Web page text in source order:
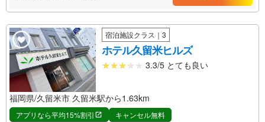
宿泊施設クラス｜3
ホテル久留米ヒルズ
3.3/5 とても良い
福岡県/久留米市 久留米駅から1.63km
アプリなら平均15%割引
キャンセル無料